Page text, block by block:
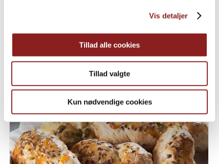
Vis detaljer
Tillad alle cookies
Tillad valgte
Kun nødvendige cookies
BAGVÆRK, BUFFET, FOODSERVICE, FROKOST,
Brydeboller med urter